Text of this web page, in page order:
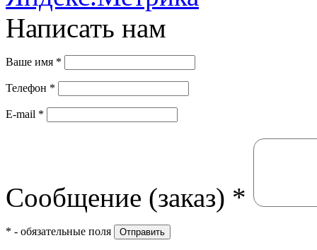
Написать нам
Ваше имя *
Телефон *
E-mail *
Сообщение (заказ) *
* - обязательные поля Отправить